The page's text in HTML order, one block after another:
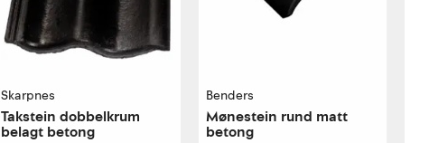
Skarpnes
Takstein dobbelkrum
belagt betong
Benders
Mønestein rund matt
betong